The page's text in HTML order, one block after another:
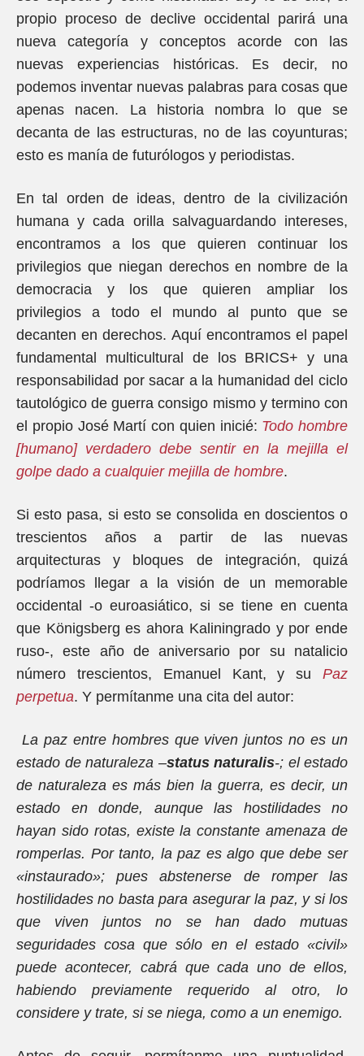
propio proceso de declive occidental parirá una
nueva categoría y conceptos acorde con las
nuevas experiencias históricas. Es decir, no
podemos inventar nuevas palabras para cosas que
apenas nacen. La historia nombra lo que se
decanta de las estructuras, no de las coyunturas;
esto es manía de futurólogos y periodistas.
En tal orden de ideas, dentro de la civilización
humana y cada orilla salvaguardando intereses,
encontramos a los que quieren continuar los
privilegios que niegan derechos en nombre de la
democracia y los que quieren ampliar los
privilegios a todo el mundo al punto que se
decanten en derechos. Aquí encontramos el papel
fundamental multicultural de los BRICS+ y una
responsabilidad por sacar a la humanidad del ciclo
tautológico de guerra consigo mismo y termino con
el propio José Martí con quien inicié: Todo hombre
[humano] verdadero debe sentir en la mejilla el
golpe dado a cualquier mejilla de hombre.
Si esto pasa, si esto se consolida en doscientos o
trescientos años a partir de las nuevas
arquitecturas y bloques de integración, quizá
podríamos llegar a la visión de un memorable
occidental -o euroasiático, si se tiene en cuenta
que Königsberg es ahora Kaliningrado y por ende
ruso-, este año de aniversario por su natalicio
número trescientos, Emanuel Kant, y su Paz
perpetua. Y permítanme una cita del autor:
La paz entre hombres que viven juntos no es un
estado de naturaleza –status naturalis-; el estado
de naturaleza es más bien la guerra, es decir, un
estado en donde, aunque las hostilidades no
hayan sido rotas, existe la constante amenaza de
romperlas. Por tanto, la paz es algo que debe ser
«instaurado»; pues abstenerse de romper las
hostilidades no basta para asegurar la paz, y si los
que viven juntos no se han dado mutuas
seguridades cosa que sólo en el estado «civil»
puede acontecer, cabrá que cada uno de ellos,
habiendo previamente requerido al otro, lo
considere y trate, si se niega, como a un enemigo.